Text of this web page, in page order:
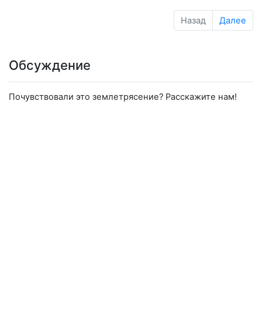
Назад Далее
Обсуждение
Почувствовали это землетрясение? Расскажите нам!